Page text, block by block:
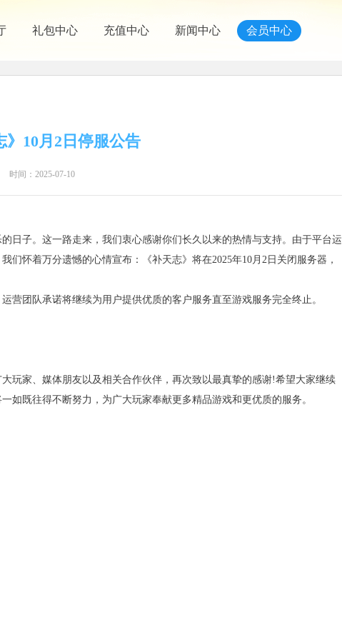
礼包中心 充值中心 新闻中心 会员中心
》10月2日停服公告
时间：2025-07-10
日子。这一路走来，我们衷心感谢你们长久以来的热情与支持。由于平台运
们怀着万分遗憾的心情宣布：《补天志》将在2025年10月2日关闭服务器，
营团队承诺将继续为用户提供优质的客户服务直至游戏服务完全终止。
玩家、媒体朋友以及相关合作伙伴，再次致以最真挚的感谢!希望大家继续
如既往得不断努力，为广大玩家奉献更多精品游戏和更优质的服务。